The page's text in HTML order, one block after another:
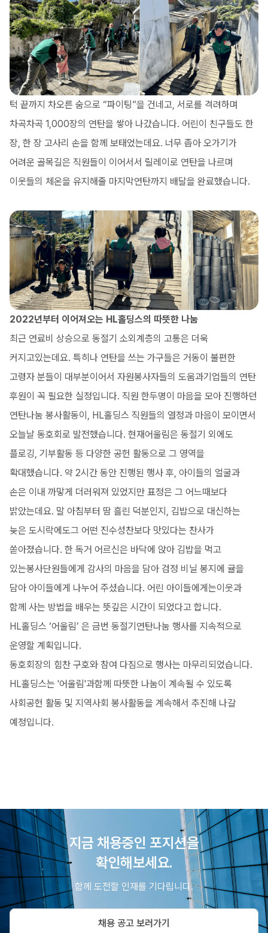
턱 끝까지 차오른 숨으로 “파이팅”을 건네고, 서로를 격려하며
차곡차곡 1,000장의 연탄을 쌓아 나갔습니다. 어린이 친구들도 한
장, 한 장 고사리 손을 함께 보태었는데요. 너무 좁아 오가기가
어려운 골목길은 직원들이 이어서서 릴레이로 연탄을 나르며
이웃들의 체온을 유지해줄 마지막연탄까지 배달을 완료했습니다.
2022년부터 이어져오는 HL홀딩스의 따뜻한 나눔
최근 연료비 상승으로 동절기 소외계층의 고통은 더욱
커지고있는데요. 특히나 연탄을 쓰는 가구들은 거동이 불편한
고령자 분들이 대부분이어서 자원봉사자들의 도움과기업들의 연탄
후원이 꼭 필요한 실정입니다. 직원 한두명이 마음을 모아 진행하던
연탄나눔 봉사활동이, HL홀딩스 직원들의 열정과 마음이 모이면서
오늘날 동호회로 발전했습니다. 현재어울림은 동절기 외에도
플로깅, 기부활동 등 다양한 공헌 활동으로 그 영역을
확대했습니다. 약 2시간 동안 진행된 행사 후, 아이들의 얼굴과
손은 이내 까맣게 더러워져 있었지만 표정은 그 어느때보다
밝았는데요. 말 아침부터 땀 흘린 덕분인지, 김밥으로 대신하는
늦은 도시락에도그 어떤 진수성찬보다 맛있다는 찬사가
쏟아졌습니다. 한 독거 어르신은 바닥에 앉아 김밥을 먹고
있는봉사단원들에게 감사의 마음을 담아 검정 비닐 봉지에 귤을
담아 아이들에게 나누어 주셨습니다. 어린 아이들에게는이웃과
함께 사는 방법을 배우는 뜻깊은 시간이 되었다고 합니다.
HL홀딩스 ‘어울림’ 은 금번 동절기연탄나눔 행사를 지속적으로
운영할 계획입니다.
동호회장의 힘찬 구호와 참여 다짐으로 행사는 마무리되었습니다.
HL홀딩스는 '어울림'과함께 따뜻한 나눔이 계속될 수 있도록
사회공헌 활동 및 지역사회 봉사활동을 계속해서 추진해 나갈
예정입니다.
지금 채용중인 포지션을
확인해보세요.
함께 도전할 인재를 기다립니다.
채용 공고 보러가기